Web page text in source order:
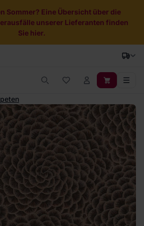
Sommer? Eine Übersicht über die
unserer Lieferanten finden
Sie hier.